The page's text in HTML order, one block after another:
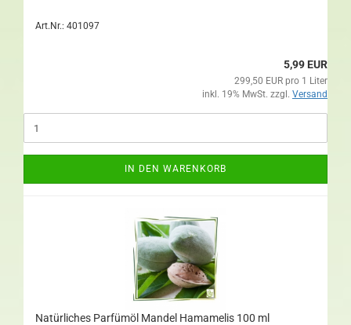
Art.Nr.: 401097
5,99 EUR
299,50 EUR pro 1 Liter
inkl. 19% MwSt. zzgl. Versand
IN DEN WARENKORB
Natürliches Parfümöl Mandel Hamamelis 100 ml